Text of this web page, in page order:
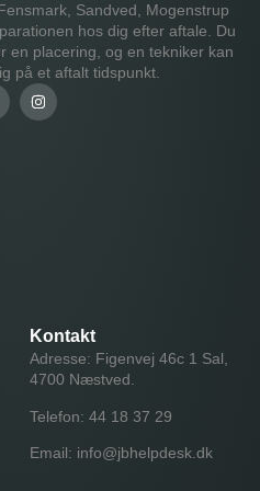
Sandved, Mogenstrup
hos dig efter aftale. Du
en placering, og en tekniker kan
på et aftalt tidspunkt.
Kontakt
Adresse: Figenvej 46c 1 Sal,
4700 Næstved.
Telefon: 44 18 37 29
Email: info@jbhelpdesk.dk